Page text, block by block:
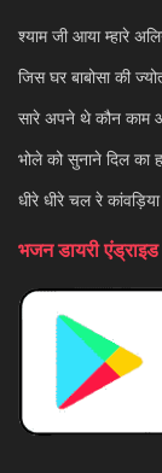
श्याम जी आया म्हारे
जिस घर बाबोसा की
सारे अपने थे कौन काम
भोले को सुनाने दिल का
धीरे धीरे चल रे कांवड़िया
भजन डायरी एंड्राइड